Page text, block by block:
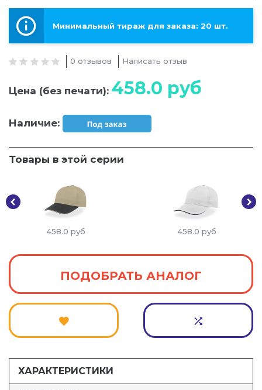
Минимальный тираж для заказа: 20 шт.
0 отзывов Написать отзыв
Цена (без печати): 458.0 руб
Наличие:
Товары в этой серии
458.0 руб 458.0 руб
ПОДОБРАТЬ АНАЛОГ
ХАРАКТЕРИСТИКИ